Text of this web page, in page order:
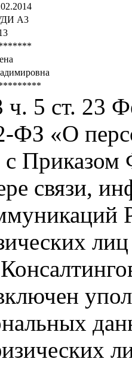
А3
ч. 5 ст. 23
ФЗ «О
с
связи,